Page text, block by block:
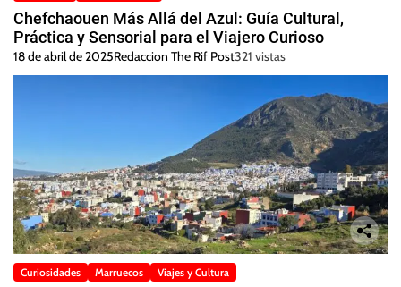
Chefchaouen Más Allá del Azul: Guía Cultural,
Práctica y Sensorial para el Viajero Curioso
18 de abril de 2025Redaccion The Rif Post321 vistas
Curiosidades Marruecos Viajes y Cultura